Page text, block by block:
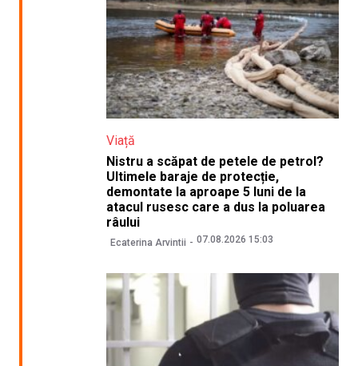
Viață
Nistru a scăpat de petele de petrol?
Ultimele baraje de protecție,
demontate la aproape 5 luni de la
atacul rusesc care a dus la poluarea
râului
Ecaterina Arvintii 07.08.2026 15:03